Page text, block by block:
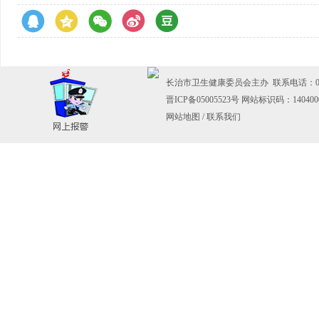
长治市卫生健康委员会主办 联系电话：
晋ICP备05005523号 网站标识码：
网站地图 / 联系我们